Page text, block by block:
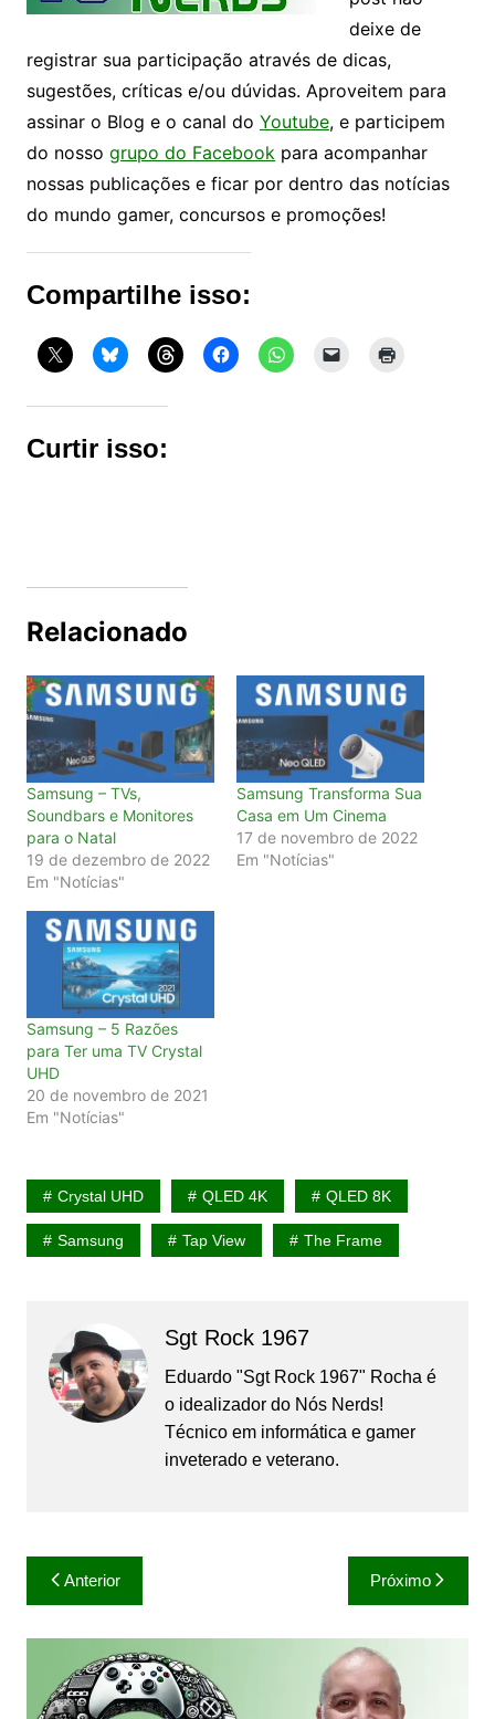
deixe de
registrar sua participação através de dicas,
sugestões, críticas e/ou dúvidas. Aproveitem para
assinar o Blog e o canal do Youtube, e participem
do nosso grupo do Facebook para acompanhar
nossas publicações e ficar por dentro das notícias
do mundo gamer, concursos e promoções!
Compartilhe isso:
Curtir isso:
Relacionado
Samsung – TVs,
Soundbars e Monitores
para o Natal
19 de dezembro de 2022
Em "Notícias"
Samsung Transforma Sua
Casa em Um Cinema
17 de novembro de 2022
Em "Notícias"
Samsung – 5 Razões
para Ter uma TV Crystal
UHD
20 de novembro de 2021
Em "Notícias"
Crystal UHD QLED 4K QLED 8K
Samsung Tap View The Frame
Sgt Rock 1967
Eduardo "Sgt Rock 1967" Rocha é
o idealizador do Nós Nerds!
Técnico em informática e gamer
inveterado e veterano.
Navegação
de
Post
Anterior Próximo